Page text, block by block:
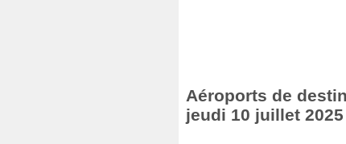
Aéroports de
jeudi 10 juillet 2025